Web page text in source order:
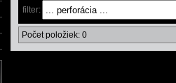
filter:
Počet položiek: 0